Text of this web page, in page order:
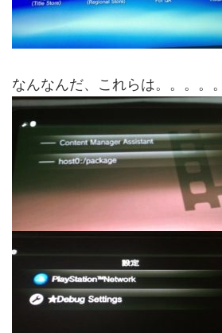
なんなんだ、これらは。。。。。